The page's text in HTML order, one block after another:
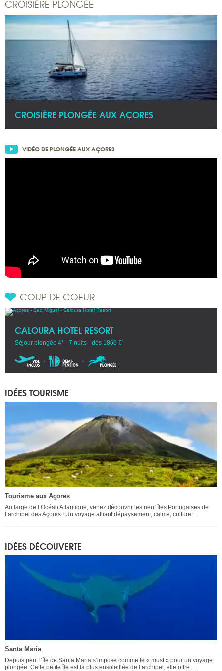
CROISIÈRE PLONGÉE
CROISIÈRE PLONGÉE AUX AÇORES
VIDÉO DE PLONGÉE AUX AÇORES
COUP DE COEUR
CALOURA HOTEL RESORT
Séjour plongée 4* - 7 nuits - dès 1866 €
IDÉES TOURISME
Tourisme aux Açores
Au large de l’Océan Atlantique, venez découvrir les neuf îles Portugaises de
l’archipel des Açores ! Un voyage alliant dépaysement, calme, culture ...
IDÉES DÉCOUVERTE
Santa Maria
Depuis peu, l’île de Santa Maria s’impose comme le « must » pour un voyage
plongée. Cette petite île est la plus ensoleillée de l’archipel, elle offre ...